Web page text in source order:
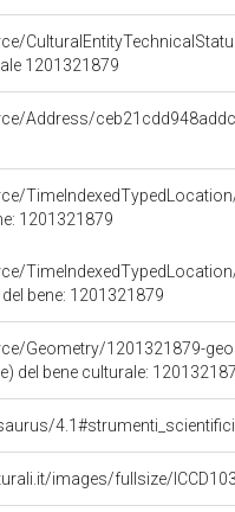
1201321879
Address/
1201321879
bene: 1201321879
Geometry/1201321879-
del bene culturale:
images/fullsize/